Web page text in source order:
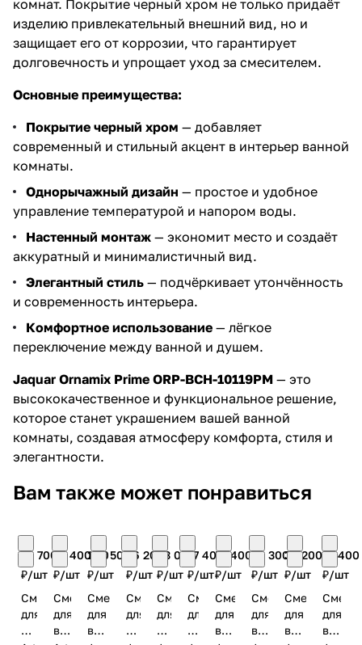
комнат. Покрытие черный хром не только придаёт
изделию привлекательный внешний вид, но и
защищает его от коррозии, что гарантирует
долговечность и упрощает уход за смесителем.
Основные преимущества:
Покрытие черный хром — добавляет
современный и стильный акцент в интерьер ванной
комнаты.
Однорычажный дизайн — простое и удобное
управление температурой и напором воды.
Настенный монтаж — экономит место и создаёт
аккуратный и минималистичный вид.
Элегантный стиль — подчёркивает утончённость
и современность интерьера.
Комфортное использование — лёгкое
переключение между ванной и душем.
Jaquar Ornamix Prime ORP-BCH-10119PM — это
высококачественное и функциональное решение,
которое станет украшением вашей ванной
комнаты, создавая атмосферу комфорта, стиля и
элегантности.
Вам также может понравиться
41 700
₽/шт
Смеситель
для
ванны
55 400.40
₽/шт
Смеситель
для
ванны
134 500
₽/шт
Смеситель
для
ванны
26 200
₽/шт
Смеситель
для
ванны
43 000
₽/шт
Смеситель
для
ванны
17 400
₽/шт
Смеситель
для
ванны
57 400
₽/шт
Смеситель
для
ванны
20 300
₽/шт
Смеситель
для
ванны
38 200
₽/шт
Смеситель
для
ванны
57 400
₽/шт
для
ванны